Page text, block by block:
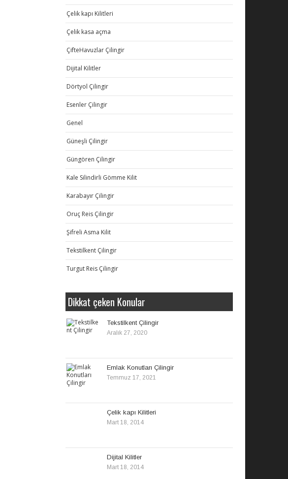
Çelik kapı Kilitleri
Çelik kasa açma
ÇifteHavuzlar Çilingir
Dijital Kilitler
Dörtyol Çilingir
Esenler Çilingir
Genel
Güneşli Çilingir
Güngören Çilingir
Kale Silindirli Gömme Kilit
Karabayır Çilingir
Oruç Reis Çilingir
Şifreli Asma Kilit
Tekstilkent Çilingir
Turgut Reis Çilingir
Dikkat çeken Konular
Tekstilkent Çilingir
Aralık 27, 2020
Emlak Konutları Çilingir
Temmuz 17, 2021
Çelik kapı Kilitleri
Mart 18, 2014
Dijital Kilitler
Mart 18, 2014